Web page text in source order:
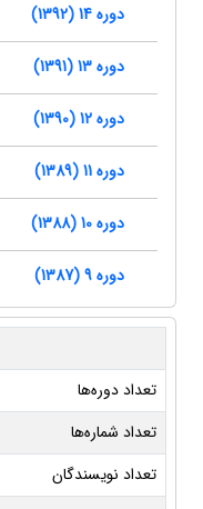
دوره 14 (1392)
دوره 13 (1391)
دوره 12 (1390)
دوره 11 (1389)
دوره 10 (1388)
دوره 9 (1387)
تعداد دوره‌ها
تعداد شماره‌ها
تعداد نویسندگان